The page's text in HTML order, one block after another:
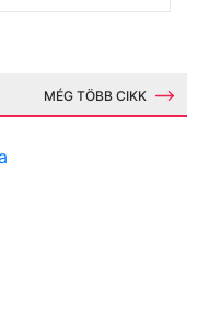
MÉG TÖBB CIKK